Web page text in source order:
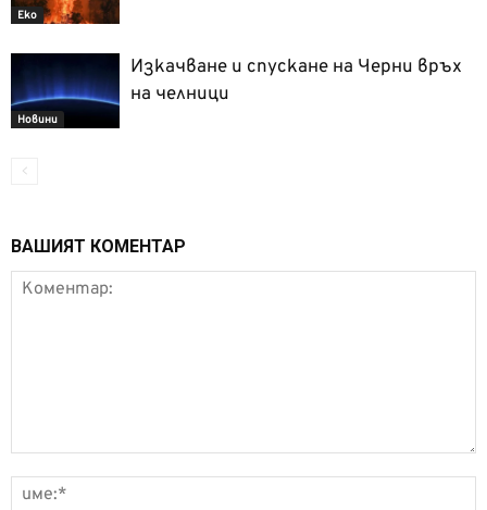
Еко
Новини
Изкачване и спускане на Черни връх
на челници
ВАШИЯТ КОМЕНТАР